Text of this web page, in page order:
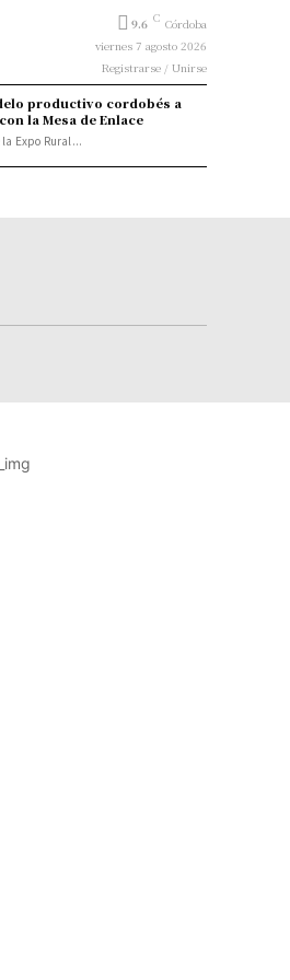
9.6 C Córdoba
viernes 7 agosto 2026
Registrarse / Unirse
productivo cordobés a
la Mesa de Enlace
Expo Rural...